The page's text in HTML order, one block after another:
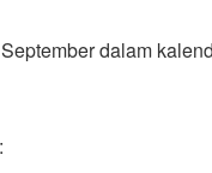
dalam